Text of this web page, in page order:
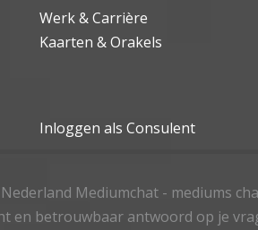
Werk & Carrière
Kaarten & Orakels
Inloggen als Consulent
Mediumchat - mediums
en betrouwbaar antwoord op je